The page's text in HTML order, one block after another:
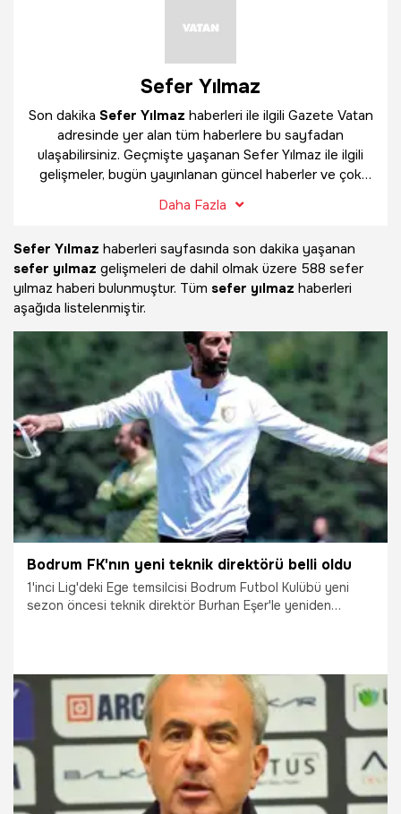
Sefer Yılmaz
Son dakika Sefer Yılmaz haberleri ile ilgili Gazete Vatan
adresinde yer alan tüm haberlere bu sayfadan
ulaşabilirsiniz. Geçmişte yaşanan Sefer Yılmaz ile ilgili
gelişmeler, bugün yayınlanan güncel haberler ve çok
bulabilirsiniz.
Daha Fazla
Sefer Yılmaz haberleri sayfasında son dakika yaşanan
sefer yılmaz gelişmeleri de dahil olmak üzere 588 sefer
yılmaz haberi bulunmuştur. Tüm sefer yılmaz haberleri
aşağıda listelenmiştir.
Bodrum FK'nın yeni teknik direktörü belli oldu
1'inci Lig'deki Ege temsilcisi Bodrum Futbol Kulübü yeni
sezon öncesi teknik direktör Burhan Eşer'le yeniden
30.06.2026 Şampiy10